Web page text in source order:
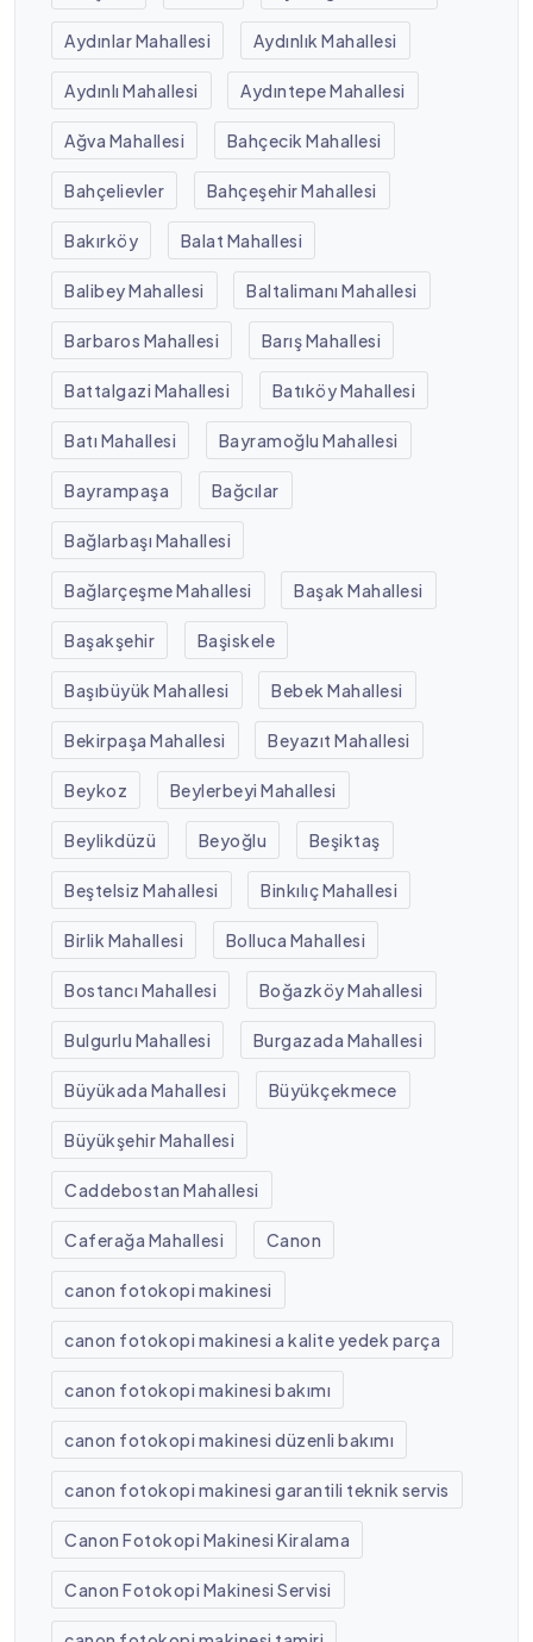
Aydınlar Mahallesi Aydınlık Mahallesi
Aydınlı Mahallesi Aydıntepe Mahallesi
Ağva Mahallesi Bahçecik Mahallesi
Bahçelievler Bahçeşehir Mahallesi
Bakırköy Balat Mahallesi
Balibey Mahallesi Baltalimanı Mahallesi
Barbaros Mahallesi Barış Mahallesi
Battalgazi Mahallesi Batıköy Mahallesi
Batı Mahallesi Bayramoğlu Mahallesi
Bayrampaşa Bağcılar
Bağlarbaşı Mahallesi
Bağlarçeşme Mahallesi Başak Mahallesi
Başakşehir Başiskele
Başıbüyük Mahallesi Bebek Mahallesi
Bekirpaşa Mahallesi Beyazıt Mahallesi
Beykoz Beylerbeyi Mahallesi
Beylikdüzü Beyoğlu Beşiktaş
Beştelsiz Mahallesi Binkılıç Mahallesi
Birlik Mahallesi Bolluca Mahallesi
Bostancı Mahallesi Boğazköy Mahallesi
Bulgurlu Mahallesi Burgazada Mahallesi
Büyükada Mahallesi Büyükçekmece
Büyükşehir Mahallesi
Caddebostan Mahallesi
Caferağa Mahallesi Canon
canon fotokopi makinesi
canon fotokopi makinesi a kalite yedek parça
canon fotokopi makinesi bakımı
canon fotokopi makinesi düzenli bakımı
canon fotokopi makinesi garantili teknik servis
Canon Fotokopi Makinesi Kiralama
Canon Fotokopi Makinesi Servisi